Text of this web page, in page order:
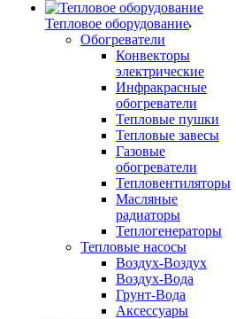
Тепловое оборудование
Обогреватели
Конвекторы
электрические
Инфракрасные
обогреватели
Тепловые пушки
Тепловые завесы
Газовые
обогреватели
Тепловентиляторы
Масляные
радиаторы
Теплогенераторы
Тепловые насосы
Воздух-Воздух
Воздух-Вода
Грунт-Вода
Аксессуары